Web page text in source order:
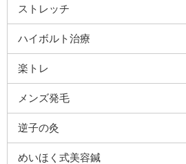
ストレッチ
ハイボルト治療
楽トレ
メンズ発毛
逆子の灸
めいほく式美容鍼